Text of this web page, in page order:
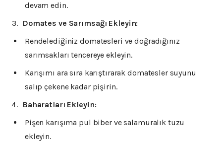
devam edin.
Domates ve Sarımsağı Ekleyin:
Rendelediğiniz domatesleri ve doğradığınız
sarımsakları tencereye ekleyin.
Karışımı ara sıra karıştırarak domatesler suyunu
salıp çekene kadar pişirin.
Baharatları Ekleyin:
Pişen karışıma pul biber ve salamuralık tuzu
ekleyin.